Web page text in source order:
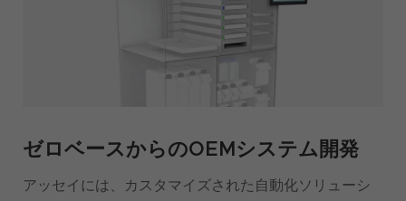
ゼロベースからのOEMシステム開発
アッセイには、カスタマイズされた自動化ソリューシ